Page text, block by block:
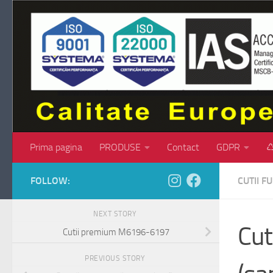
Skip to content
Prima pagina PRODUSE Contact GDPR
CUTII
FOLLOW:
NEXT STORY
Cutii premium M6196-6197
PREVIOUS STORY